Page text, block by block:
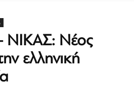
Νέος
ελληνική